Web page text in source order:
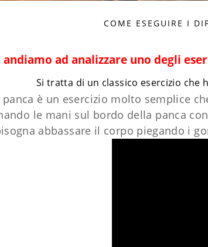
COME ESEGUIRE I
andiamo ad analizzare uno degli
Si tratta di un classico esercizio che
è un esercizio molto semplice
le mani sul bordo della panca
abbassare il corpo piegando i